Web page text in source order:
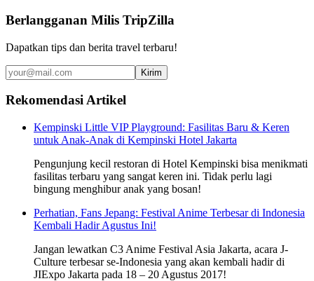
Berlangganan Milis TripZilla
Dapatkan tips dan berita travel terbaru!
Kirim
Rekomendasi Artikel
Kempinski Little VIP Playground: Fasilitas Baru & Keren
untuk Anak-Anak di Kempinski Hotel Jakarta
Pengunjung kecil restoran di Hotel Kempinski bisa menikmati
fasilitas terbaru yang sangat keren ini. Tidak perlu lagi
bingung menghibur anak yang bosan!
Perhatian, Fans Jepang: Festival Anime Terbesar di Indonesia
Kembali Hadir Agustus Ini!
Jangan lewatkan C3 Anime Festival Asia Jakarta, acara J-
Culture terbesar se-Indonesia yang akan kembali hadir di
JIExpo Jakarta pada 18 – 20 Agustus 2017!